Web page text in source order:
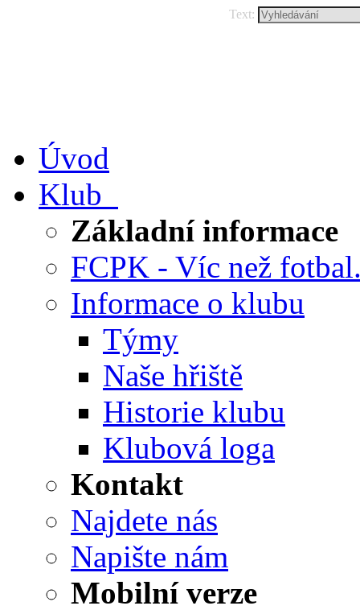
Text:
Úvod
Klub
Základní informace
FCPK - Víc než
Informace o klubu
Týmy
Naše hřiště
Historie klubu
Klubová loga
Kontakt
Najdete nás
Napište nám
Mobilní verze